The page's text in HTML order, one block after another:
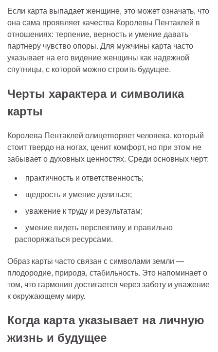
Если карта выпадает женщине, это может означать, что
она сама проявляет качества Королевы Пентаклей в
отношениях: терпение, верность и умение давать
партнеру чувство опоры. Для мужчины карта часто
указывает на его видение женщины как надежной
спутницы, с которой можно строить будущее.
Черты характера и символика
карты
Королева Пентаклей олицетворяет человека, который
стоит твердо на ногах, ценит комфорт, но при этом не
забывает о духовных ценностях. Среди основных черт:
практичность и ответственность;
щедрость и умение делиться;
уважение к труду и результатам;
умение видеть перспективу и правильно
распоряжаться ресурсами.
Образ карты часто связан с символами земли —
плодородие, природа, стабильность. Это напоминает о
том, что гармония достигается через заботу и уважение
к окружающему миру.
Когда карта указывает на личную
жизнь и будущее